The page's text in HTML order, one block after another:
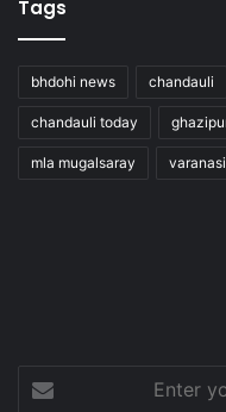
Tags
bhdohi news chandauli
chandauli today
mla mugalsaray varanasi
your